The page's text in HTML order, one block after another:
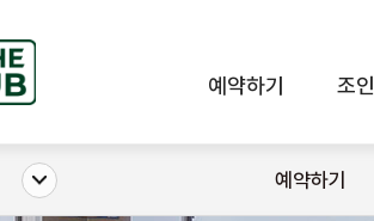
예약하기 조
예약하기